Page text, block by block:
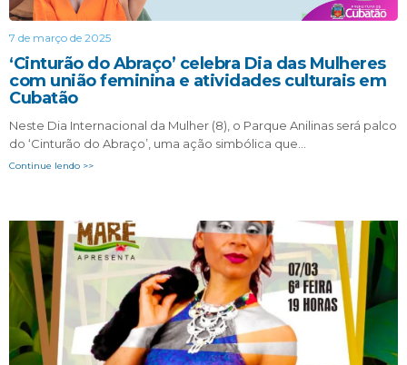
7 de março de 2025
‘Cinturão do Abraço’ celebra Dia das Mulheres
com união feminina e atividades culturais em
Cubatão
Neste Dia Internacional da Mulher (8), o Parque Anilinas será palco
do ‘Cinturão do Abraço’, uma ação simbólica que…
Continue lendo >>